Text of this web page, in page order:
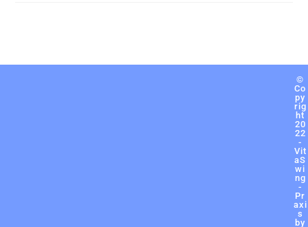
©
Co
py
rig
ht
20
22
-
Vit
aS
wi
ng
-
Pr
axi
s
by